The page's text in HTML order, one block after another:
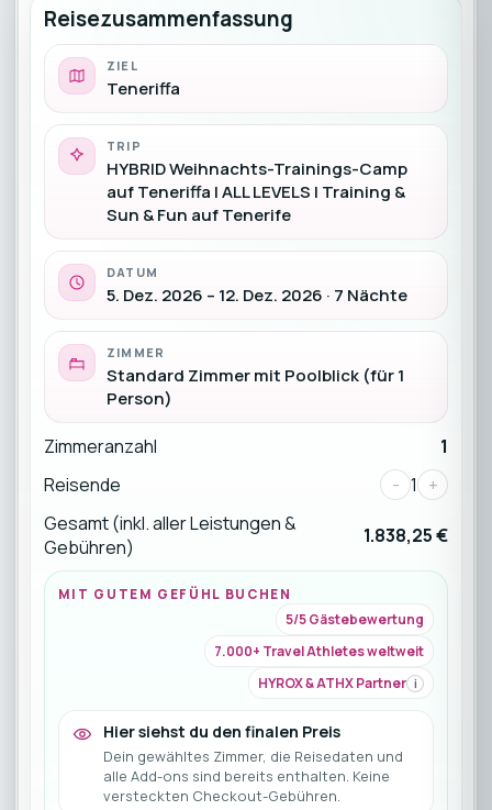
Reisezusammenfassung
ZIEL
Teneriffa
TRIP
HYBRID Weihnachts-Trainings-Camp
auf Teneriffa | ALL LEVELS | Training &
Sun & Fun auf Tenerife
DATUM
5. Dez. 2026 – 12. Dez. 2026 · 7 Nächte
ZIMMER
Standard Zimmer mit Poolblick (für 1
Person)
Zimmeranzahl
1
Reisende
- 1 +
Gesamt (inkl. aller Leistungen &
Gebühren)
1.838,25 €
MIT GUTEM GEFÜHL BUCHEN
5/5 Gästebewertung
7.000+ Travel Athletes weltweit
HYROX & ATHX Partner i
Hier siehst du den finalen Preis
Dein gewähltes Zimmer, die Reisedaten und
alle Add-ons sind bereits enthalten. Keine
versteckten Checkout-Gebühren.